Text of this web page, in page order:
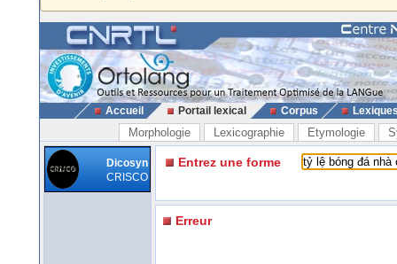
Accueil Portail lexical Corpus
Morphologie Lexicographie Etymologie
Dicosyn
CRISCO
Entrez une forme
Erreur